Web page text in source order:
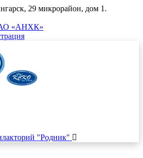
29 микрорайон, дом 1.
АО «АНХК»
"Родник"